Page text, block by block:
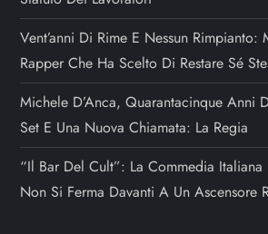
Vent’anni Di Rime E Nessun Rimpianto:
Rapper Che Ha Scelto Di Restare Sé
Michele D’Anca, Quarantacinque Anni
Set E Una Nuova Chiamata: La Regia
“Il Bar Del Cult”: La Commedia Italiana
Non Si Ferma Davanti A Un Ascensore